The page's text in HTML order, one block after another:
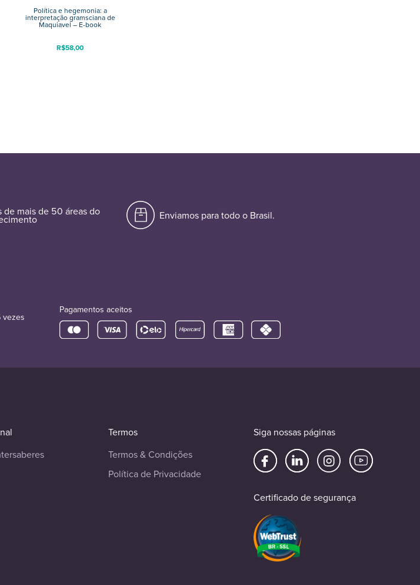
Política e hegemonia: a
interpretação gramsciana de
Maquiavel – E-book
R$58,00
de mais de 50 áreas do Enviamos para todo o Brasil.
vezes
Pagamentos aceitos
Termos
Termos & Condições
Política de Privacidade
Siga nossas páginas
Certificado de segurança